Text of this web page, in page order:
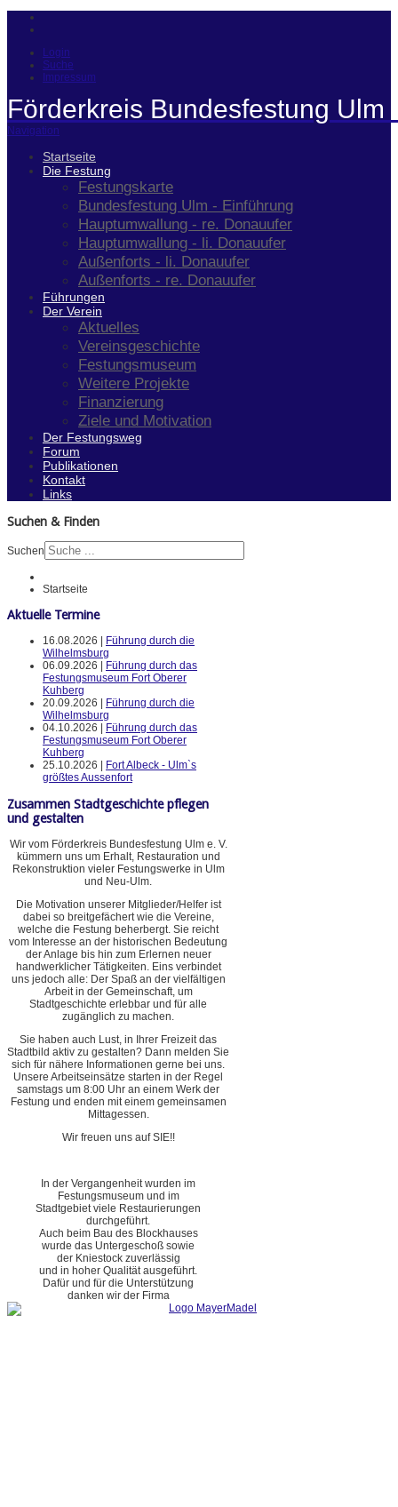
Login
Suche
Impressum
Förderkreis Bundesfestung Ulm
Navigation
Startseite
Die Festung
Festungskarte
Bundesfestung Ulm - Einführung
Hauptumwallung - re. Donauufer
Hauptumwallung - li. Donauufer
Außenforts - li. Donauufer
Außenforts - re. Donauufer
Führungen
Der Verein
Aktuelles
Vereinsgeschichte
Festungsmuseum
Weitere Projekte
Finanzierung
Ziele und Motivation
Der Festungsweg
Forum
Publikationen
Kontakt
Links
Suchen & Finden
Suchen
Startseite
Aktuelle Termine
16.08.2026 |
Führung durch die
Wilhelmsburg
06.09.2026 |
Führung durch das
Festungsmuseum Fort Oberer
Kuhberg
20.09.2026 |
Führung durch die
Wilhelmsburg
04.10.2026 |
Führung durch das
Festungsmuseum Fort Oberer
Kuhberg
25.10.2026 |
Fort Albeck - Ulm`s
größtes Aussenfort
Zusammen Stadtgeschichte pflegen
und gestalten
Wir vom Förderkreis Bundesfestung Ulm e. V.
kümmern uns um Erhalt, Restauration und
Rekonstruktion vieler Festungswerke in Ulm
und Neu-Ulm.
Die Motivation unserer Mitglieder/Helfer ist
dabei so breitgefächert wie die Vereine,
welche die Festung beherbergt. Sie reicht
vom Interesse an der historischen Bedeutung
der Anlage bis hin zum Erlernen neuer
handwerklicher Tätigkeiten. Eins verbindet
uns jedoch alle: Der Spaß an der vielfältigen
Arbeit in der Gemeinschaft, um
Stadtgeschichte erlebbar und für alle
zugänglich zu machen.
Sie haben auch Lust, in Ihrer Freizeit das
Stadtbild aktiv zu gestalten? Dann melden Sie
sich für nähere Informationen gerne bei uns.
Unsere Arbeitseinsätze starten in der Regel
samstags um 8:00 Uhr an einem Werk der
Festung und enden mit einem gemeinsamen
Mittagessen.
Wir freuen uns auf SIE!!
In der Vergangenheit wurden im
Festungsmuseum und im
Stadtgebiet viele Restaurierungen
durchgeführt.
Auch beim Bau des Blockhauses
wurde das Untergeschoß sowie
der Kniestock zuverlässig
und in hoher Qualität ausgeführt.
Dafür und für die Unterstützung
danken wir der Firma